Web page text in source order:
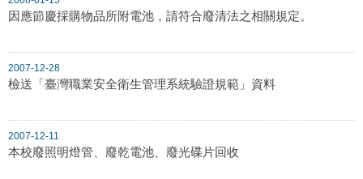
因應節慶採購物品所附電池，請符合廢清法之相關規定。
2007-12-28
檢送「臺灣職業安全衛生管理系統驗證規範」資料
2007-12-11
本校廢照明燈管、廢乾電池、廢光碟片回收